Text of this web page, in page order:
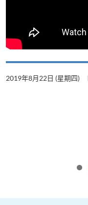
2019年8月22日 (星期四)